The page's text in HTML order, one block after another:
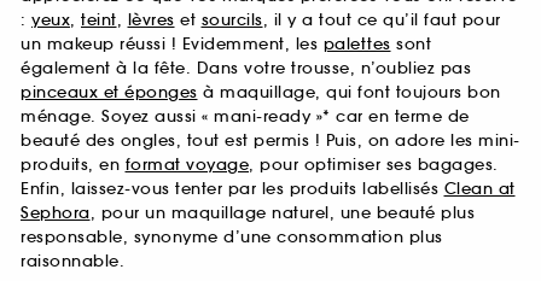
: yeux, teint, lèvres et sourcils, il y a tout ce qu’il faut pour
un makeup réussi ! Evidemment, les palettes sont
également à la fête. Dans votre trousse, n’oubliez pas
pinceaux et éponges à maquillage, qui font toujours bon
ménage. Soyez aussi « mani-ready »* car en terme de
beauté des ongles, tout est permis ! Puis, on adore les mini-
produits, en format voyage, pour optimiser ses bagages.
Enfin, laissez-vous tenter par les produits labellisés Clean at
Sephora, pour un maquillage naturel, une beauté plus
responsable, synonyme d’une consommation plus
raisonnable.